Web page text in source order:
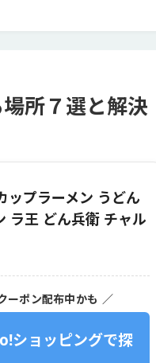
所７選と解決
ップラーメン うどん
ラ王 どん兵衛 チャル
ーポン配布中かも ／
ショッピングで探